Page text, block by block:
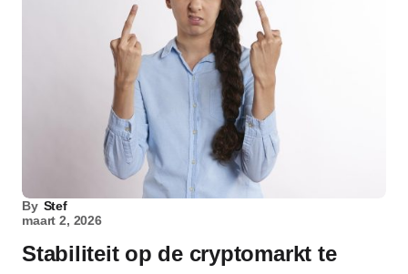
By Stef
maart 2, 2026
Stabiliteit op de cryptomarkt te